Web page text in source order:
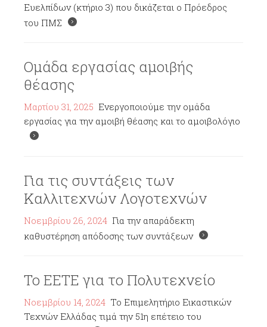
Ευελπίδων (κτήριο 3) που δικάζεται ο Πρόεδρος
του ΠΜΣ
Ομάδα εργασίας αμοιβής
θέασης
Μαρτίου 31, 2025 Ενεργοποιούμε την ομάδα
εργασίας για την αμοιβή θέασης και το αμοιβολόγιο
Για τις συντάξεις των
Καλλιτεχνών Λογοτεχνών
Νοεμβρίου 26, 2024 Για την απαράδεκτη
καθυστέρηση απόδοσης των συντάξεων
Το ΕΕΤΕ για το Πολυτεχνείο
Νοεμβρίου 14, 2024 Το Επιμελητήριο Εικαστικών
Τεχνών Ελλάδας τιμά την 51η επέτειο του